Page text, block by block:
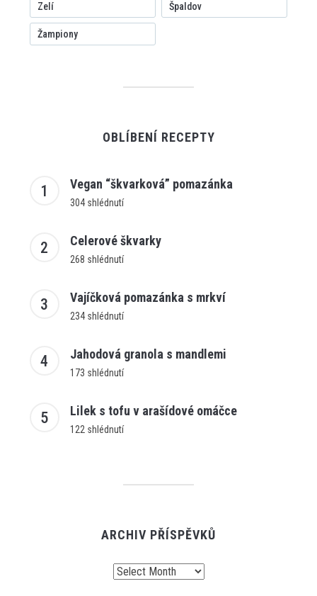
Zelí Špaldov
Žampiony
OBLÍBENÍ RECEPTY
Vegan “škvarková” pomazánka
304 shlédnutí
Celerové škvarky
268 shlédnutí
Vajíčková pomazánka s mrkví
234 shlédnutí
Jahodová granola s mandlemi
173 shlédnutí
Lilek s tofu v arašídové omáčce
122 shlédnutí
ARCHIV PŘÍSPĚVKŮ